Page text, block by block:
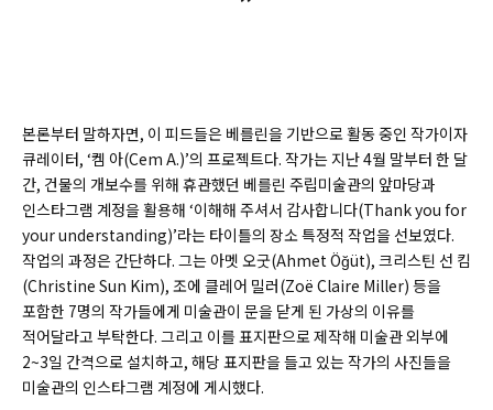
본론부터 말하자면, 이 피드들은 베를린을 기반으로 활동 중인 작가이자
큐레이터, ‘켐 아(Cem A.)’의 프로젝트다. 작가는 지난 4월 말부터 한 달
간, 건물의 개보수를 위해 휴관했던 베를린 주립미술관의 앞마당과
인스타그램 계정을 활용해 ‘이해해 주셔서 감사합니다(Thank you for
your understanding)’라는 타이틀의 장소 특정적 작업을 선보였다.
작업의 과정은 간단하다. 그는 아멧 오굿(Ahmet Öğüt), 크리스틴 선 킴
(Christine Sun Kim), 조에 클레어 밀러(Zoë Claire Miller) 등을
포함한 7명의 작가들에게 미술관이 문을 닫게 된 가상의 이유를
적어달라고 부탁한다. 그리고 이를 표지판으로 제작해 미술관 외부에
2~3일 간격으로 설치하고, 해당 표지판을 들고 있는 작가의 사진들을
미술관의 인스타그램 계정에 게시했다.